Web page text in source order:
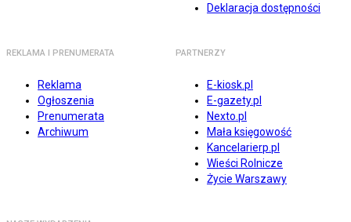
Deklaracja dostępności
REKLAMA I PRENUMERATA
Reklama
Ogłoszenia
Prenumerata
Archiwum
PARTNERZY
E-kiosk.pl
E-gazety.pl
Nexto.pl
Mała księgowość
Kancelarierp.pl
Wieści Rolnicze
Życie Warszawy